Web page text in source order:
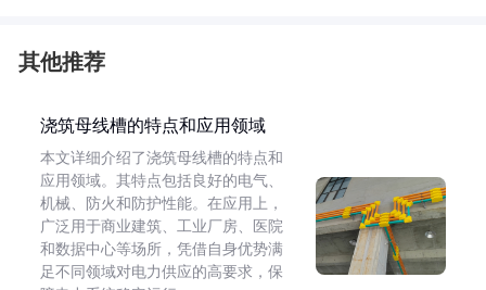
其他推荐
浇筑母线槽的特点和应用领域
本文详细介绍了浇筑母线槽的特点和
应用领域。其特点包括良好的电气、
机械、防火和防护性能。在应用上，
广泛用于商业建筑、工业厂房、医院
和数据中心等场所，凭借自身优势满
足不同领域对电力供应的高要求，保